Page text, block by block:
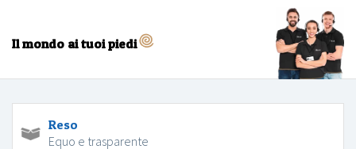
Il mondo ai tuoi piedi
Reso
Equo e trasparente